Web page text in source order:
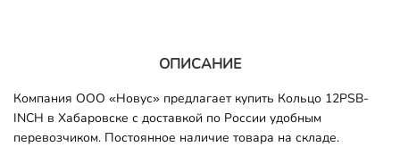
ОПИСАНИЕ
Компания ООО «Новус» предлагает купить Кольцо 12PSB-
INCH в Хабаровске с доставкой по России удобным
перевозчиком. Постоянное наличие товара на складе.